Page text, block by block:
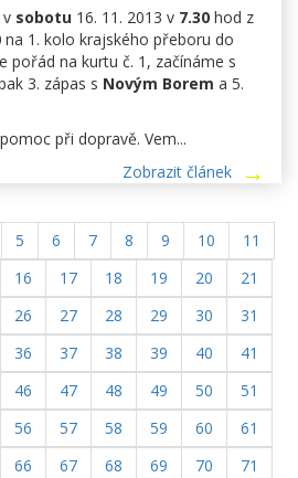
v sobotu 16. 11. 2013 v 7.30 hod z
na 1. kolo krajského přeboru do
pořád na kurtu č. 1, začínáme s
3. zápas s Novým Borem a 5.
při dopravě. Vem...
Zobrazit článek
5 6 7 8 9 10
11
16 17 18 19 20
21
26 27 28 29 30
31
36 37 38 39 40
41
46 47 48 49 50
51
56 57 58 59 60
61
66 67 68 69 70
71